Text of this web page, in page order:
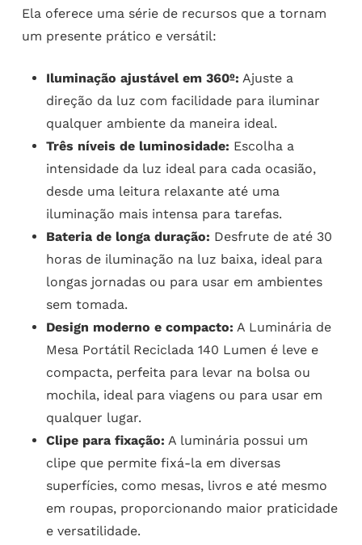
Ela oferece uma série de recursos que a tornam
um presente prático e versátil:
Iluminação ajustável em 360º: Ajuste a
direção da luz com facilidade para iluminar
qualquer ambiente da maneira ideal.
Três níveis de luminosidade: Escolha a
intensidade da luz ideal para cada ocasião,
desde uma leitura relaxante até uma
iluminação mais intensa para tarefas.
Bateria de longa duração: Desfrute de até 30
horas de iluminação na luz baixa, ideal para
longas jornadas ou para usar em ambientes
sem tomada.
Design moderno e compacto: A Luminária de
Mesa Portátil Reciclada 140 Lumen é leve e
compacta, perfeita para levar na bolsa ou
mochila, ideal para viagens ou para usar em
qualquer lugar.
Clipe para fixação: A luminária possui um
clipe que permite fixá-la em diversas
superfícies, como mesas, livros e até mesmo
em roupas, proporcionando maior praticidade
e versatilidade.